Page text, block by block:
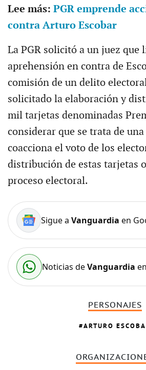
Lee más: PGR emprende
contra Arturo Escobar
La PGR solicitó a un juez que
aprehensión en contra de
comisión de un delito
solicitado la elaboración y
mil tarjetas denominadas
considerar que se trata de
coacciona el voto de los
distribución de estas tarjetas
proceso electoral.
Sigue a Vanguardia en
Noticias deVanguardia
PERSONAJES
ARTURO